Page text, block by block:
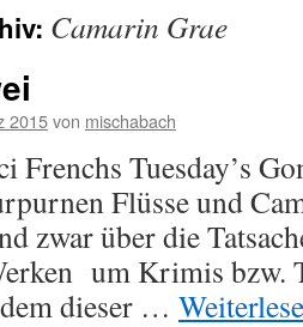
Camarin Grae
2015von mischabach
Frenchs Tuesday’s
Flüsse und
zwar über die
um Krimis bzw.
dieser …